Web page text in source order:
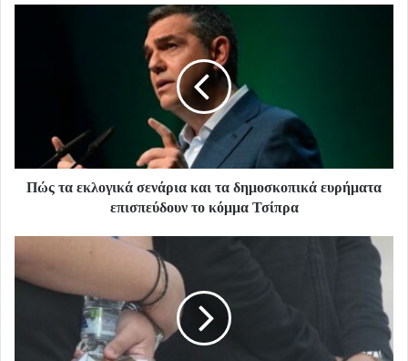
Πώς τα εκλογικά σενάρια και τα δημοσκοπικά ευρήματα
επισπεύδουν το κόμμα Τσίπρα